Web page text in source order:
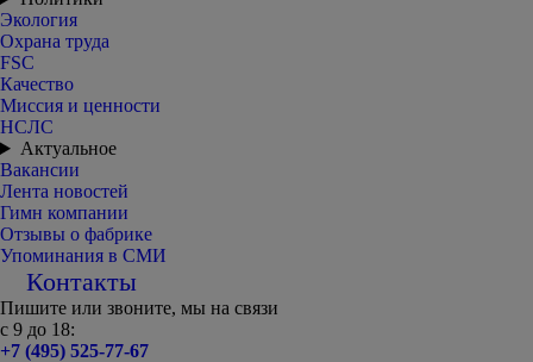
Экология
Охрана труда
FSC
Качество
Миссия и ценности
НСЛС
Актуальное
Вакансии
Лента новостей
Гимн компании
Отзывы о фабрике
Упоминания в СМИ
Контакты
Пишите или звоните, мы на связи
с 9 до 18:
+7 (495) 525-77-67